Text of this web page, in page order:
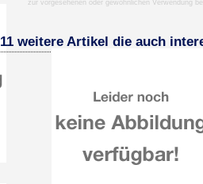
zur vorgesehenen oder gewöhnlichen Verwendung
11 weitere Artikel die auch